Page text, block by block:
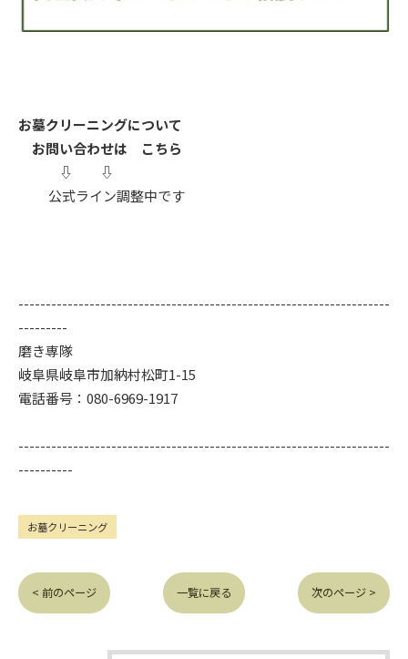
お墓クリーニングについて
お問い合わせは こちら
⇩ ⇩
公式ライン調整中です
--------------------------------------------------------------------
---------
磨き専隊
岐阜県岐阜市加納村松町1-15
電話番号：080-6969-1917
--------------------------------------------------------------------
----------
お墓クリーニング
< 前のページ 一覧に戻る 次のページ >